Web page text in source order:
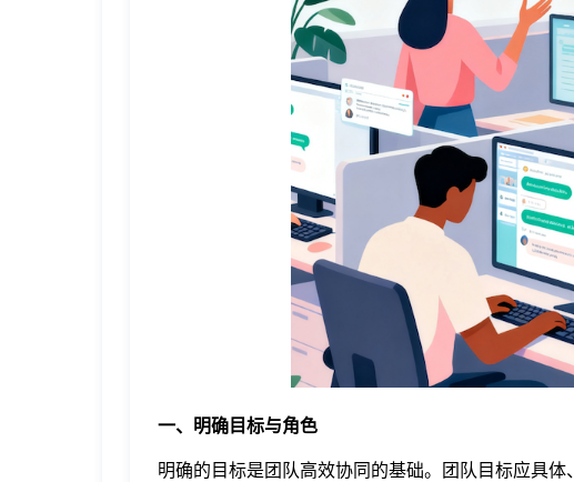
一、明确目标与角色
明确的目标是团队高效协同的基础。团队目标应具